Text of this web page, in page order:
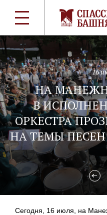
16
НА
В
ОРКЕСТРА
НА ТЕМЫ
Сегодня, 16 июля, на